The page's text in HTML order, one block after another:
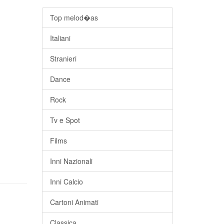
Top melod�as
Italiani
Stranieri
Dance
Rock
Tv e Spot
Films
Inni Nazionali
Inni Calcio
Cartoni Animati